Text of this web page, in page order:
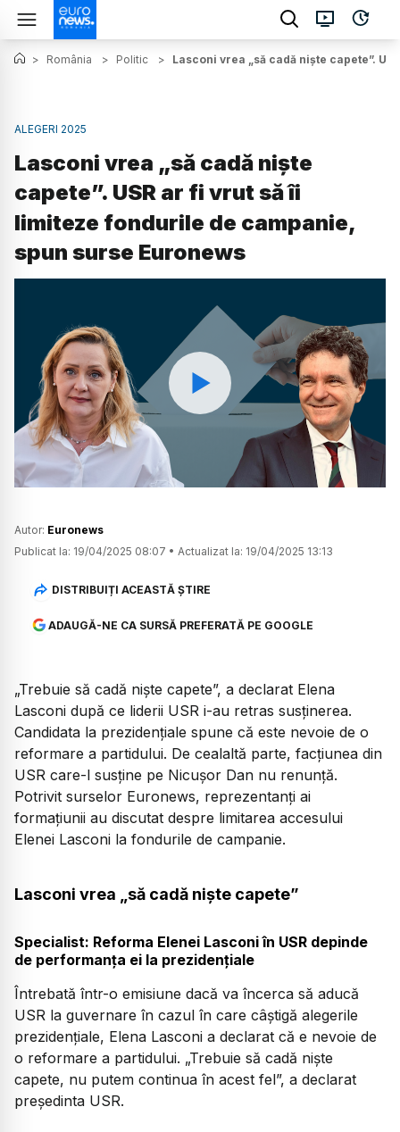
> România > Politic > Lasconi vrea „să cadă niște capete”.
ALEGERI 2025
Lasconi vrea „să cadă niște
capete”. USR ar fi vrut să îi
limiteze fondurile de campanie,
spun surse Euronews
Watch
Autor: Euronews
Publicat la: 19/04/2025 08:07 • Actualizat la: 19/04/2025 13:13
DISTRIBUIȚI ACEASTĂ ȘTIRE
ADAUGĂ-NE CA SURSĂ PREFERATĂ PE GOOGLE
„Trebuie să cadă niște capete”, a declarat Elena
Lasconi după ce liderii USR i-au retras susținerea.
Candidata la prezidențiale spune că este nevoie de o
reformare a partidului. De cealaltă parte, facțiunea din
USR care-l susține pe Nicușor Dan nu renunță.
Potrivit surselor Euronews, reprezentanți ai
formațiunii au discutat despre limitarea accesului
Elenei Lasconi la fondurile de campanie.
Lasconi vrea „să cadă niște capete”
Specialist: Reforma Elenei Lasconi în USR depinde
de performanța ei la prezidențiale
Întrebată într-o emisiune dacă va încerca să aducă
USR la guvernare în cazul în care câștigă alegerile
prezidențiale, Elena Lasconi a declarat că e nevoie de
o reformare a partidului. „Trebuie să cadă niște
capete, nu putem continua în acest fel”, a declarat
președinta USR.